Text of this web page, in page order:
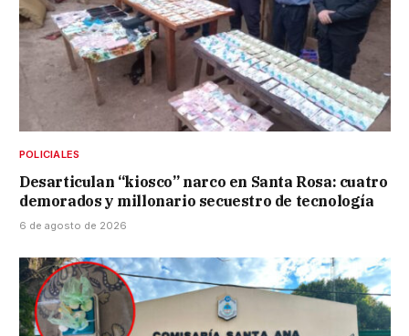
POLICIALES
Desarticulan “kiosco” narco en Santa Rosa: cuatro
demorados y millonario secuestro de tecnología
6 de agosto de 2026